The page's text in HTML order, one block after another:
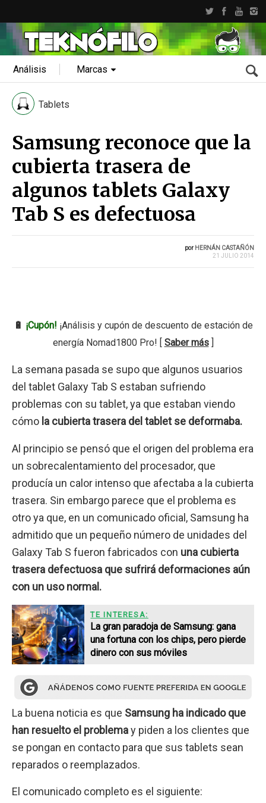
Análisis Marcas
Tablets
Samsung reconoce que la
cubierta trasera de
algunos tablets Galaxy
Tab S es defectuosa
por HERNÁN CASTAÑÓN
21 JULIO 2014
🔋 ¡Cupón! ¡Análisis y cupón de descuento de estación de
energía Nomad1800 Pro! [ Saber más]
La semana pasada se supo que algunos usuarios
del tablet Galaxy Tab S estaban sufriendo
problemas con su tablet, ya que estaban viendo
cómo la cubierta trasera del tablet se deformaba.
Al principio se pensó que el origen del problema era
un sobrecalentamiento del procesador, que
producía un calor intenso que afectaba a la cubierta
trasera. Sin embargo parece que el problema es
otro ya que, en un comunicado oficial, Samsung ha
admitido que un pequeño número de unidades del
Galaxy Tab S fueron fabricados con una cubierta
trasera defectuosa que sufrirá deformaciones aún
con un uso normal.
TE INTERESA:
La gran paradoja de Samsung: gana
una fortuna con los chips, pero pierde
dinero con sus móviles
La buena noticia es que Samsung ha indicado que
han resuelto el problemay piden a los clientes que
se pongan en contacto para que sus tablets sean
reparados o reemplazados.
El comunicado completo es el siguiente: